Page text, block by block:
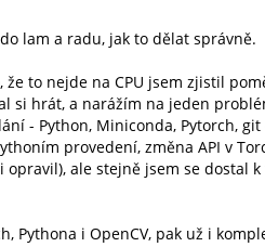
lam a radu, jak to dělat správně.
že to nejde na CPU jsem zjistil
si hrát, a narážím na jeden
- Python, Miniconda, Pytorch,
provedení, změna API v
ale stejně jsem se dostal
i OpenCV, pak už i